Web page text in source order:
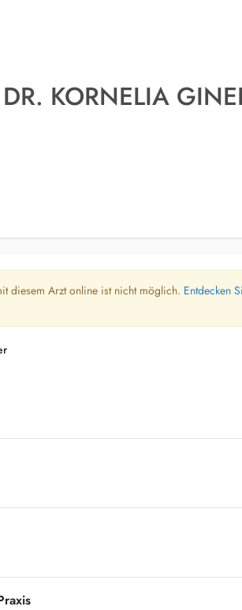
DR. KORNELIA
diesem Arzt online ist nicht möglich. Entdecken